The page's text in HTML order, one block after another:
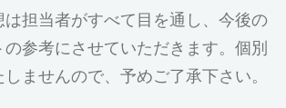
は担当者がすべて目を通し、今後の
参考にさせていただきます。個別
ませんので、予めご了承下さい。